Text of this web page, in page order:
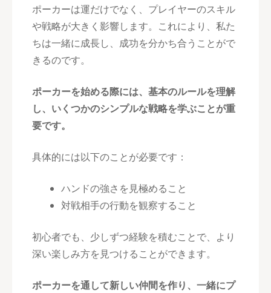
ポーカーは運だけでなく、プレイヤーのスキル
や戦略が大きく影響します。これにより、私た
ちは一緒に成長し、成功を分かち合うことがで
きるのです。
ポーカーを始める際には、基本のルールを理解
し、いくつかのシンプルな戦略を学ぶことが重
要です。
具体的には以下のことが必要です：
ハンドの強さを見極めること
対戦相手の行動を観察すること
初心者でも、少しずつ経験を積むことで、より
深い楽しみ方を見つけることができます。
ポーカーを通して新しい仲間を作り、一緒にプ